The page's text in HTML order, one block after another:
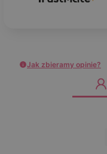
Jak zbieramy opinie?